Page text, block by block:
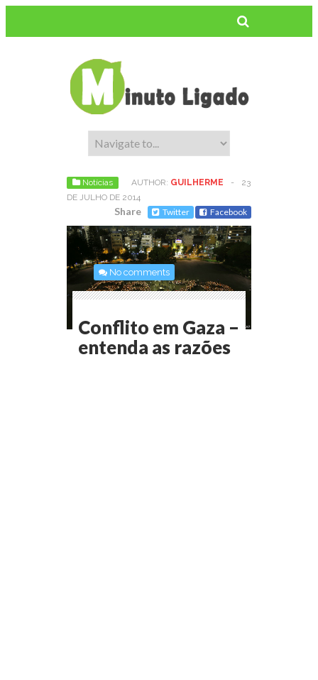
Notícias AUTHOR: GUILHERME -
23
DE JULHO DE 2014
Share Twitter Facebook
No comments
Conflito em Gaza –
entenda as razões